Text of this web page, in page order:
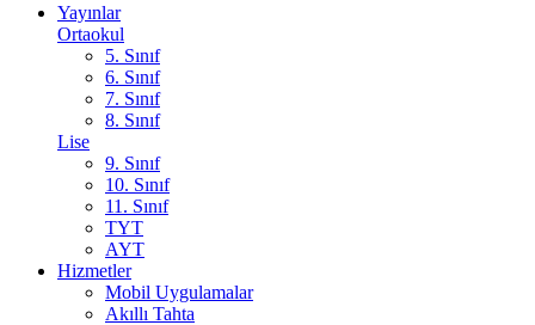
Yayınlar
Ortaokul
5. Sınıf
6. Sınıf
7. Sınıf
8. Sınıf
Lise
9. Sınıf
10. Sınıf
11. Sınıf
TYT
AYT
Hizmetler
Mobil Uygulamalar
Akıllı Tahta